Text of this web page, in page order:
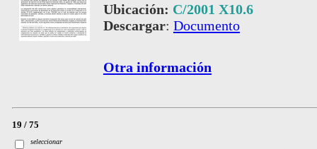
Ubicación: C/2001 X10.6
Descargar: Documento
Otra información
19 / 75
seleccionar